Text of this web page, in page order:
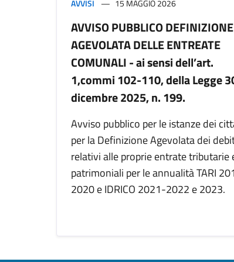
AVVISI 15 MAGGIO 2026
AVVISO PUBBLICO DEFINIZIONE
AGEVOLATA DELLE ENTREATE
COMUNALI - ai sensi dell’art.
1,commi 102-110, della Legge
dicembre 2025, n. 199.
Avviso pubblico per le istanze dei
per la Definizione Agevolata dei
relativi alle proprie entrate tributarie
patrimoniali per le annualità TARI
2020 e IDRICO 2021-2022 e 2023.